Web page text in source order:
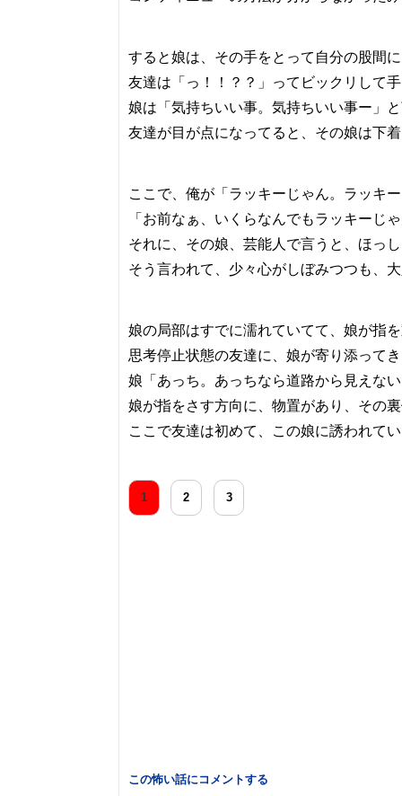
すると娘は、その手をとって自分の股間
友達は「っ！！？？」ってビックリして
娘は「気持ちいい事。気持ちいい事ー」
友達が目が点になってると、その娘は下
ここで、俺が「ラッキーじゃん。ラッキ
「お前なぁ、いくらなんでもラッキーじ
それに、その娘、芸能人で言うと、ほっ
そう言われて、少々心がしぼみつつも、
娘の局部はすでに濡れていてて、娘が指
思考停止状態の友達に、娘が寄り添って
娘「あっち。あっちなら道路から見えな
娘が指をさす方向に、物置があり、その
ここで友達は初めて、この娘に誘われて
1 2 3
この怖い話にコメントする